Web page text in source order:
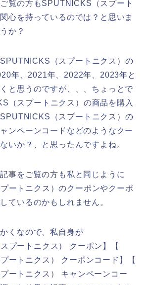
覧の方もSPUTNICKS（スプート
心を持っているのでは？と思いま
か？
（スプートニクス）の
年、2021年、2022年、2023年と
と思うのですが、、、ちょっとで
（スプートニクス）の商品を購入
（スプートニクス）の
ンペーンコードなどのようなクー
いか？、と思ったんですよね。
事をご覧の方も私と同じように
ートニクス）のクーポンやクーポ
ているのかもしれません。
くなので、私自身が
プートニクス） クーポン】【
ートニクス） クーポンコード】【
ートニクス） キャンペーンコー